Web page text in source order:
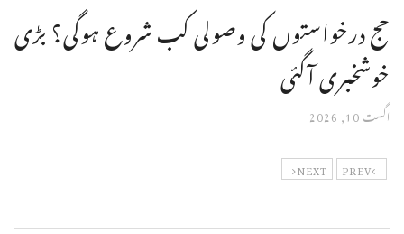
حج درخواستوں کی وصولی کب شروع ہوگی؟ بڑی
خوشخبری آگئی
اگست 10, 2026
PREV
NEXT